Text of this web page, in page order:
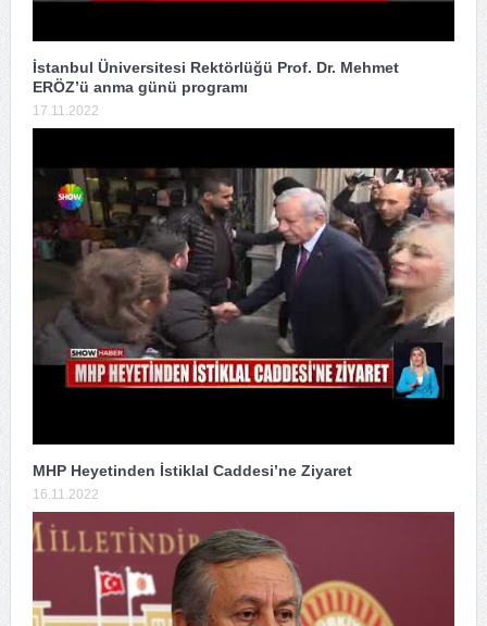
İstanbul Üniversitesi Rektörlüğü Prof. Dr. Mehmet
ERÖZ’ü anma günü programı
17.11.2022
MHP Heyetinden İstiklal Caddesi’ne Ziyaret
16.11.2022